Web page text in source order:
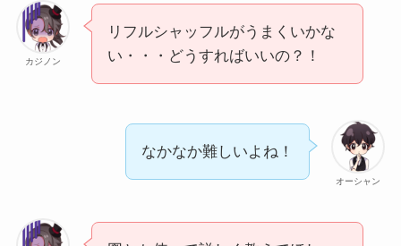
カジノン
リフルシャッフルがうまくいかな
い・・・どうすればいいの？！
オーシャン
なかなか難しいよね！